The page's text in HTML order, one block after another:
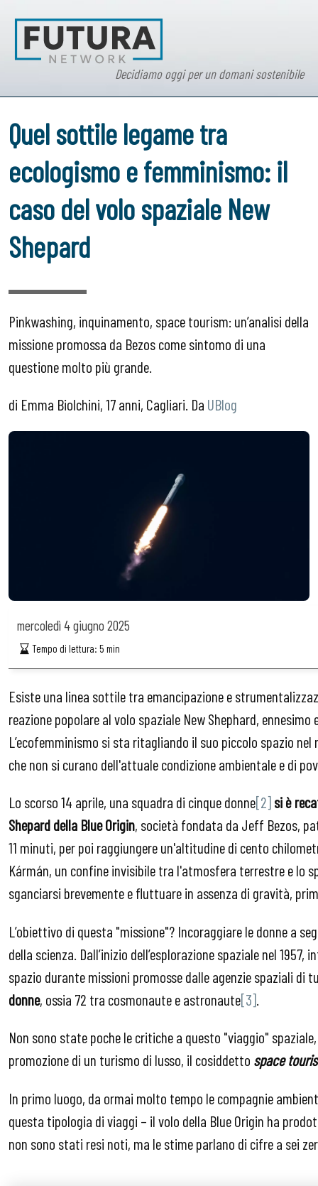
Decidiamo oggi per un domani sostenibile
Quel sottile legame tra
ecologismo e femminismo: il
caso del volo spaziale New
Shepard
Pinkwashing, inquinamento, space tourism: un’analisi della
missione promossa da Bezos come sintomo di una
questione molto più grande.
di Emma Biolchini, 17 anni, Cagliari. Da UBlog
mercoledì 4 giugno 2025
Tempo di lettura:5 min
Esiste una linea sottile tra emancipazione e
reazione popolare al volo spaziale New Shephard, ennesimo
L’ecofemminismo si sta ritagliando il suo piccolo spazio
che non si curano dell'attuale condizione ambientale e di
Lo scorso 14 aprile, una squadra di cinque donne[2]si è
Shepard della Blue Origin, società fondata da Jeff Bezos,
11 minuti, per poi raggiungere un'altitudine di cento
Kármán, un confine invisibile tra l'atmosfera terrestre e lo
sganciarsi brevemente e fluttuare in assenza di gravità,
L’obiettivo di questa "missione"? Incoraggiare le donne a
della scienza. Dall’inizio dell’esplorazione spaziale nel
spazio durante missioni promosse dalle agenzie spaziali
donne, ossia 72 tra cosmonaute e astronaute[3]
Non sono state poche le critiche a questo "viaggio"
promozione di un turismo di lusso, il cosiddetto space
In primo luogo, da ormai molto tempo le compagnie
questa tipologia di viaggi – il volo della Blue Origin ha
non sono stati resi noti, ma le stime parlano di cifre a sei